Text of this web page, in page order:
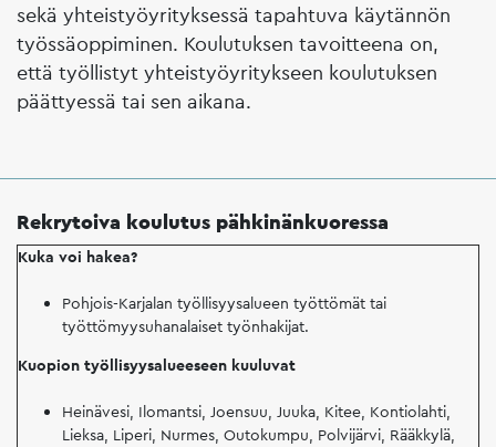
sekä yhteistyöyrityksessä tapahtuva käytännön
työssäoppiminen. Koulutuksen tavoitteena on,
että työllistyt yhteistyöyritykseen koulutuksen
päättyessä tai sen aikana.
Rekrytoiva koulutus pähkinänkuoressa
Kuka voi hakea?
Pohjois-Karjalan työllisyysalueen työttömät tai
työttömyysuhanalaiset työnhakijat.
Kuopion työllisyysalueeseen kuuluvat
Heinävesi, Ilomantsi, Joensuu, Juuka, Kitee, Kontiolahti,
Lieksa, Liperi, Nurmes, Outokumpu, Polvijärvi, Rääkkylä,